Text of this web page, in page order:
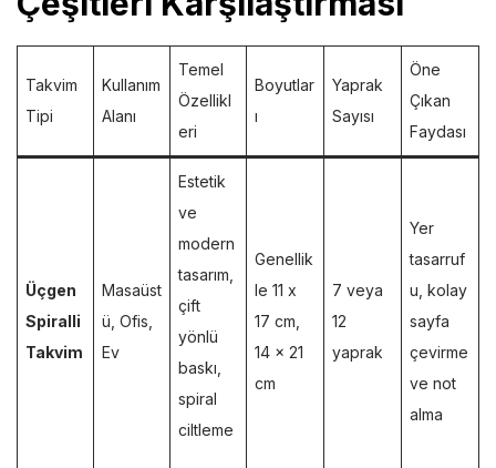
Takvim
Tipi
Kullanım
Alanı
Temel
Özellikl
eri
Boyutlar
ı
Yaprak
Sayısı
Öne
Çıkan
Faydası
Üçgen
Spiralli
Takvim
Masaüst
ü, Ofis,
Ev
Estetik
ve
modern
tasarım,
çift
yönlü
baskı,
spiral
ciltleme
Genellik
le 11 x
17 cm,
14 x 21
cm
7 veya
12
yaprak
Yer
tasarruf
u, kolay
sayfa
çevirme
ve not
alma